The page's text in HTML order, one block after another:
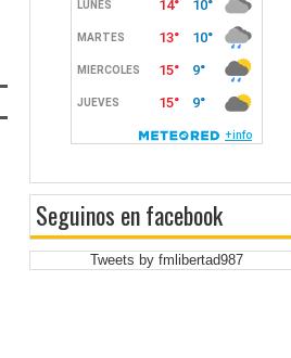
Seguinos en facebook
Tweets by fmlibertad987